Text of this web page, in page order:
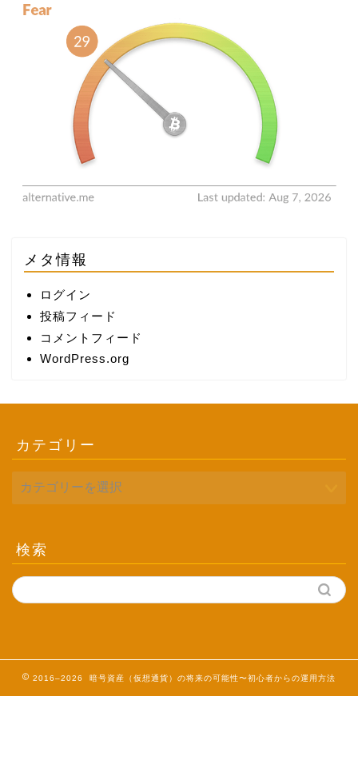
メタ情報
ログイン
投稿フィード
コメントフィード
WordPress.org
カテゴリー
検索
2016–2026 暗号資産（仮想通貨）の将来の可能性〜初心者からの運用方法